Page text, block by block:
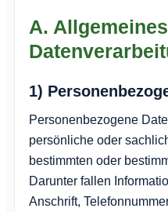
A.
1)
Personenbezogene
persönliche oder
bestimmten oder
Darunter fallen
Anschrift,